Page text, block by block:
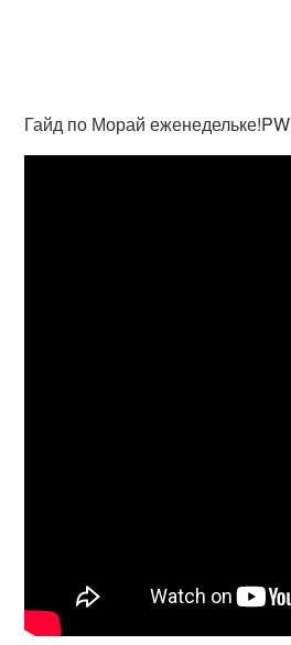
Гайд по Морай еженедельке!PW